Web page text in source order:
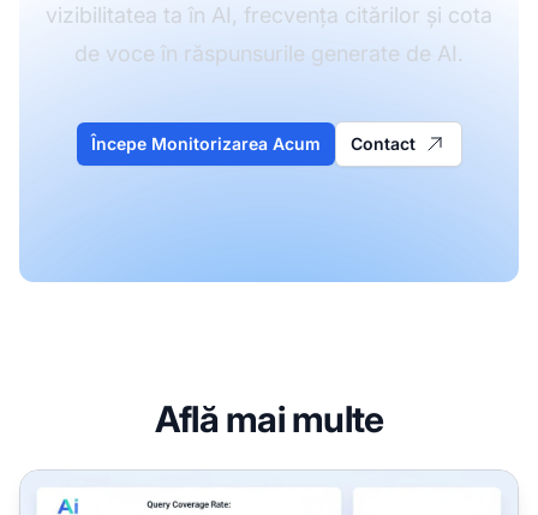
vizibilitatea ta în AI, frecvența citărilor și cota
de voce în răspunsurile generate de AI.
Începe Monitorizarea Acum Contact
Află mai multe
Rata de Acoperire a Interogărilor